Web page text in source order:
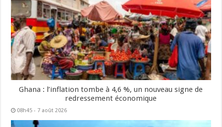
Ghana : l’inflation tombe à 4,6 %, un nouveau signe de
redressement économique
08h45 - 7 août 2026